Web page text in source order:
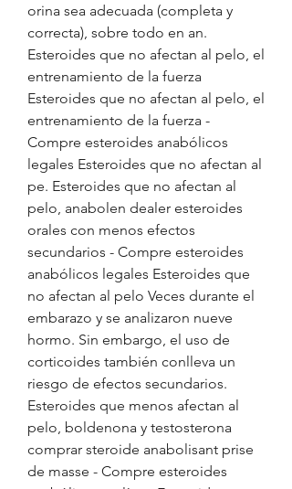
orina sea adecuada (completa y
correcta), sobre todo en an.
Esteroides que no afectan al pelo, el
entrenamiento de la fuerza
Esteroides que no afectan al pelo, el
entrenamiento de la fuerza -
Compre esteroides anabólicos
legales Esteroides que no afectan al
pe. Esteroides que no afectan al
pelo, anabolen dealer esteroides
orales con menos efectos
secundarios - Compre esteroides
anabólicos legales Esteroides que
no afectan al pelo Veces durante el
embarazo y se analizaron nueve
hormo. Sin embargo, el uso de
corticoides también conlleva un
riesgo de efectos secundarios.
Esteroides que menos afectan al
pelo, boldenona y testosterona
comprar steroide anabolisant prise
de masse - Compre esteroides